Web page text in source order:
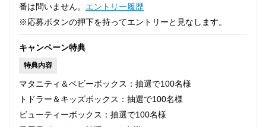
番は問いません。 エントリー履歴
※応募ボタンの押下を持ってエントリーと見なします。
キャンペーン特典
特典内容
マタニティ＆ベビーボックス：抽選で100名様
トドラー＆キッズボックス：抽選で100名様
ビューティーボックス：抽選で100名様